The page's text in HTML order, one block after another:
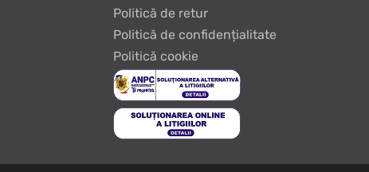
Politică de retur
Politică de confidențialitate
Politică cookie